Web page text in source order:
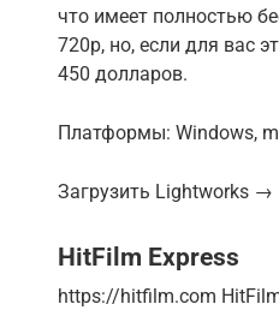
что имеет полностью
720p, но, если для вас
450 долларов.
Платформы: Windows,
Загрузить Lightworks →
HitFilm Express
https://hitfilm.com